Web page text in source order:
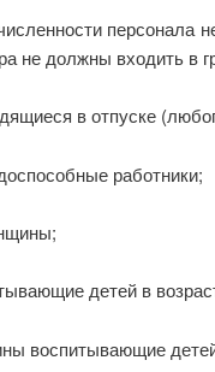
персонала
не должны входить в
в отпуске
работники;
детей в
воспитывающие